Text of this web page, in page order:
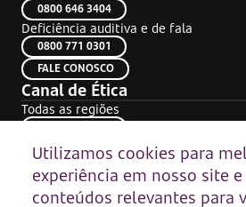
Utilizamos cookies para
experiência em nosso site
conteúdos relevantes para
0800 646 3404
Deficiência auditiva e de fala
0800 771 0301
FALE CONOSCO
Canal de Ética
Todas as regiões
Site www.contatoseguro.com.br/
Canal oficial para registros de denúncias de
irregulares. Para conhecer o regulamento,
de Conduta, acesse o site do canal.
Código de Conduta Getnet: